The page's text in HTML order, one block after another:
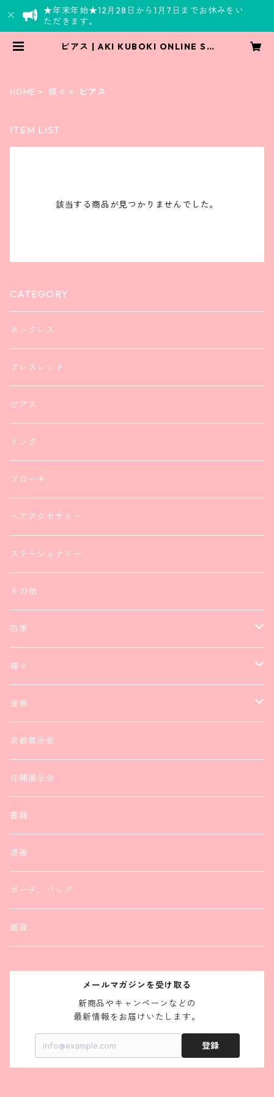
★年末年始★12月28日から1月7日までお休みをい
ただきます。
ピアス | AKI KUBOKI ONLINE SH
HOME 蝶々 ピアス
ITEM LIST
該当する商品が見つかりませんでした。
CATEGORY
ネックレス
ブレスレット
ピアス
リング
ブローチ
ヘアアクセサリー
ステーショナリー
その他
四季
ネックレス
ブレスレット
ピアス
ブローチ
ヘアアクセサリー
リング
蝶々
ネックレス
ブレスレット
ヘアアクセサリー
ピアス
リング
金魚
ピアス
ヘアアクセサリー
京都展示会
沖縄展示会
書籍
原画
ポーチ、バッグ
雑貨
メールマガジンを受け取る
新商品やキャンペーンなどの
最新情報をお届けいたします。
登録